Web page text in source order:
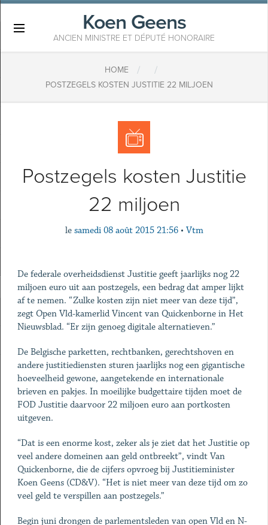
Koen Geens
ANCIEN MINISTRE ET DÉPUTÉ HONORAIRE
HOME / /
POSTZEGELS KOSTEN JUSTITIE 22 MILJOEN
Postzegels kosten Justitie
22 miljoen
le samedi 08 août 2015 21:56 • Vtm
De federale overheidsdienst Justitie geeft jaarlijks nog 22
miljoen euro uit aan postzegels, een bedrag dat amper lijkt
af te nemen. “Zulke kosten zijn niet meer van deze tijd”,
zegt Open Vld-kamerlid Vincent van Quickenborne in Het
Nieuwsblad. “Er zijn genoeg digitale alternatieven.”
De Belgische parketten, rechtbanken, gerechtshoven en
andere justitiediensten sturen jaarlijks nog een gigantische
hoeveelheid gewone, aangetekende en internationale
brieven en pakjes. In moeilijke budgettaire tijden moet de
FOD Justitie daarvoor 22 miljoen euro aan portkosten
uitgeven.
“Dat is een enorme kost, zeker als je ziet dat het Justitie op
veel andere domeinen aan geld ontbreekt”, vindt Van
Quickenborne, die de cijfers opvroeg bij Justitieminister
Koen Geens (CD&V). “Het is niet meer van deze tijd om zo
veel geld te verspillen aan postzegels.”
Begin juni drongen de parlementsleden van open Vld en N-